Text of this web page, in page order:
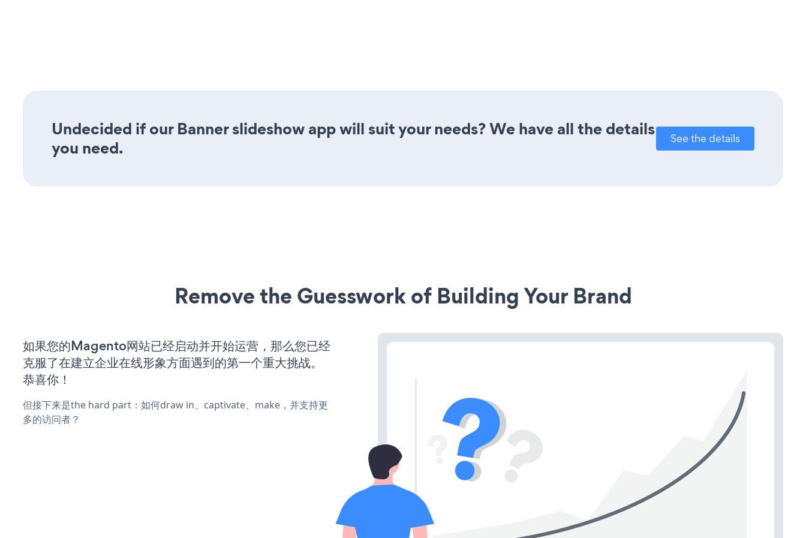
Undecided if our Banner slideshow app will suit your needs? We have all the details
you need.
See the details
Remove the Guesswork of Building Your Brand
如果您的Magento网站已经启动并开始运营，那么您已经
克服了在建立企业在线形象方面遇到的第一个重大挑战。
恭喜你！
但接下来是the hard part：如何draw in、captivate、make，并支持更
多的访问者？